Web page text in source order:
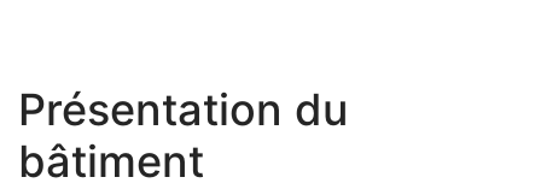
Présentation du
bâtiment